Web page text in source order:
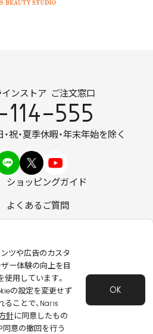
ンストア ご注文窓口
555
祝・夏季休暇・年末年始を除く
ショッピングガイド
よくあるご質問
使用いただくために
づく表記
会社概要
護方針
会員規約
ンツや広告のカスタ
ー体験の向上を目
用しています。
の設定を変更せず
ることで、Naris
針に同意したもの
同意の撤回を行う
OK